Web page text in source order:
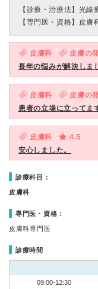
【診療・治療法】 光線
【専門医・資格】 皮膚
皮膚科 皮膚の
長年の悩みが解決しま
皮膚科 皮膚の
患者の立場に立ってま
皮膚科
4.5
安心しました。
診療科目：
皮膚科
専門医・資格：
皮膚科専門医
診療時間
09:00-12:30